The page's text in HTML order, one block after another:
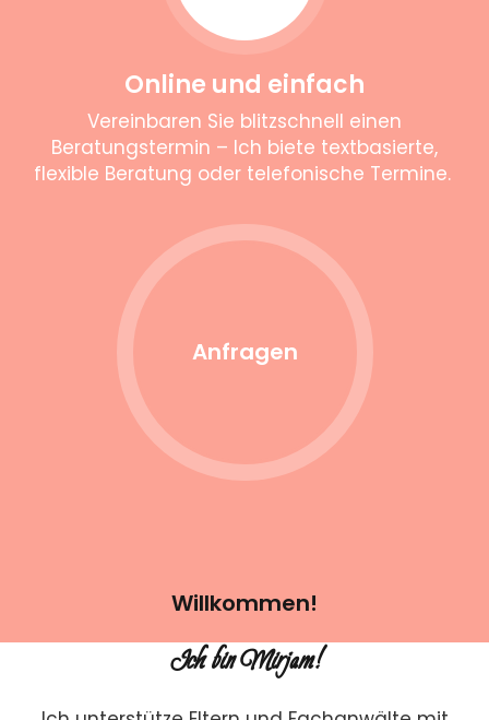
Online und einfach
Vereinbaren Sie blitzschnell einen
Beratungstermin – Ich biete textbasierte,
flexible Beratung oder telefonische Termine.
Anfragen
Willkommen!
Ich bin Mirjam!